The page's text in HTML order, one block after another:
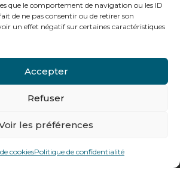
que le comportement de navigation ou les ID
de ne pas consentir ou de retirer son
un effet négatif sur certaines caractéristiques
Accepter
Refuser
les préférences
cookiesPolitique de confidentialité
pour les particuliers
81 44
Richetta